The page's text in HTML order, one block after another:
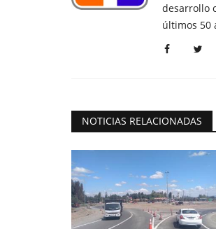
desarrollo
últimos 50
NOTICIAS RELACIONADAS